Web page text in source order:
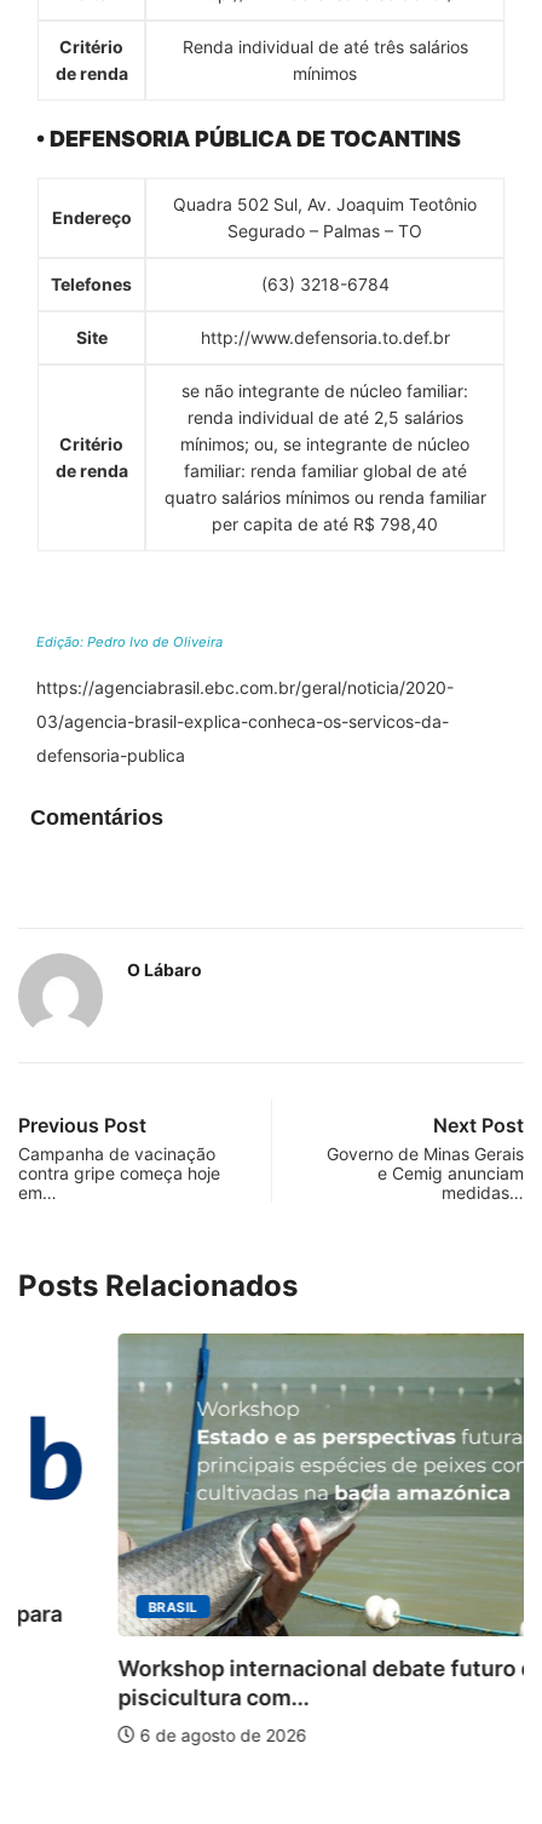
Critério
de renda
Renda individual de até três salários
mínimos
• DEFENSORIA PÚBLICA DE TOCANTINS
Endereço
Quadra 502 Sul, Av. Joaquim Teotônio
Segurado – Palmas – TO
Telefones (63) 3218-6784
Site http://www.defensoria.to.def.br
Critério
de renda
se não integrante de núcleo familiar:
renda individual de até 2,5 salários
mínimos; ou, se integrante de núcleo
familiar: renda familiar global de até
quatro salários mínimos ou renda familiar
per capita de até R$ 798,40
Edição: Pedro Ivo de Oliveira
https://agenciabrasil.ebc.com.br/geral/noticia/2020-
03/agencia-brasil-explica-conheca-os-servicos-da-
defensoria-publica
Comentários
O Lábaro
Previous Post
Campanha de vacinação
contra gripe começa hoje
em…
Next Post
Governo de Minas Gerais
e Cemig anunciam
medidas…
Posts Relacionados
BRASIL
Workshop internacional debate futuro da
piscicultura com...
6 de agosto de 2026